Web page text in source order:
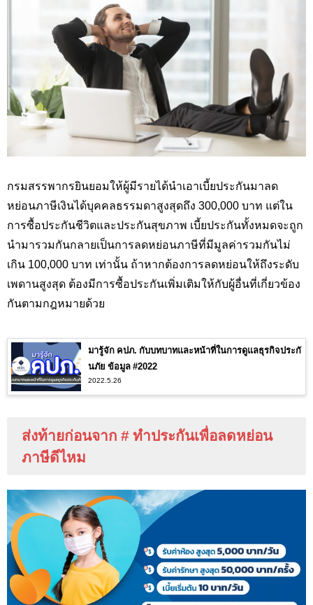
กรมสรรพากรยินยอมให้ผู้มีรายได้นำเอาเบี้ยประกันมาลด
หย่อนภาษีเงินได้บุคคลธรรมดาสูงสุดถึง 300, 000 บาท แต่ใน
การซื้อประกันชีวิตและประกันสุขภาพ เบี้ยประกันทั้งหมดจะถูก
นำมารวมกันกลายเป็นการลดหย่อนภาษีที่มีมูลค่ารวมกันไม่
เกิน 100 ,000 บาท เท่านั้น ถ้าหากต้องการลดหย่อนให้ถึงระดับ
เพดานสูงสุด ต้องมีการซื้อประกันเพิ่มเติมให้กับผู้อื่นที่เกี่ยวข้อง
กันตามกฎหมายด้วย
มารู้จัก คปภ. กับบทบาทและหน้าที่ในการดูแลธุรกิจประกั
นภัย ข้อมูล #2022
2022.5.26
ส่งท้ายก่อนจาก # ทำประกันเพื่อลดหย่อน
ภาษีดีไหม